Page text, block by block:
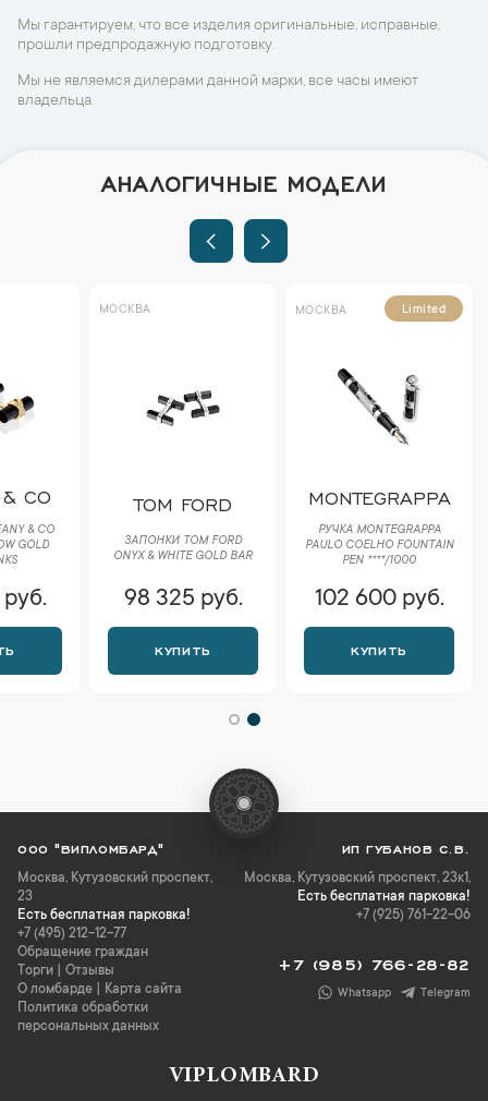
Мы гарантируем, что все изделия оригинальные, исправные,
прошли предпродажную подготовку.
Мы не являемся дилерами данной марки, все часы имеют
владельца.
АНАЛОГИЧНЫЕ МОДЕЛИ
& CO
& CO
GOLD
МОСКВА
TOM FORD
ЗАПОНКИ TOM FORD
ONYX & WHITE GOLD BAR
98 325 руб.
КУПИТЬ
МОСКВА Limited
MONTEGRAPPA
РУЧКА MONTEGRAPPA
PAULO COELHO FOUNTAIN
PEN ****/1000
102 600 руб.
КУПИТЬ
ООО "ВИПЛОМБАРД"
Москва, Кутузовский проспект,
23
Есть бесплатная парковка!
+7 (495) 212-12-77
Обращение граждан
Торги
Отзывы
О ломбарде
Карта сайта
Политика обработки
персональных данных
ИП ГУБАНОВ С.В.
Москва, Кутузовский проспект, 23к1,
Есть бесплатная парковка!
+7 (925) 761-22-06
+7 (985) 766-28-82
Whatsapp Telegram
VIPLOMBARD